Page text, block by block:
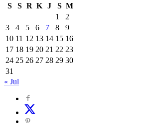
S
S R K J S M
1
2
3
4 5 6 7 8
9
10 11 12 13 14 15 16
17 18 19 20 21 22 23
24 25 26 27 28 29 30
31
« Jul